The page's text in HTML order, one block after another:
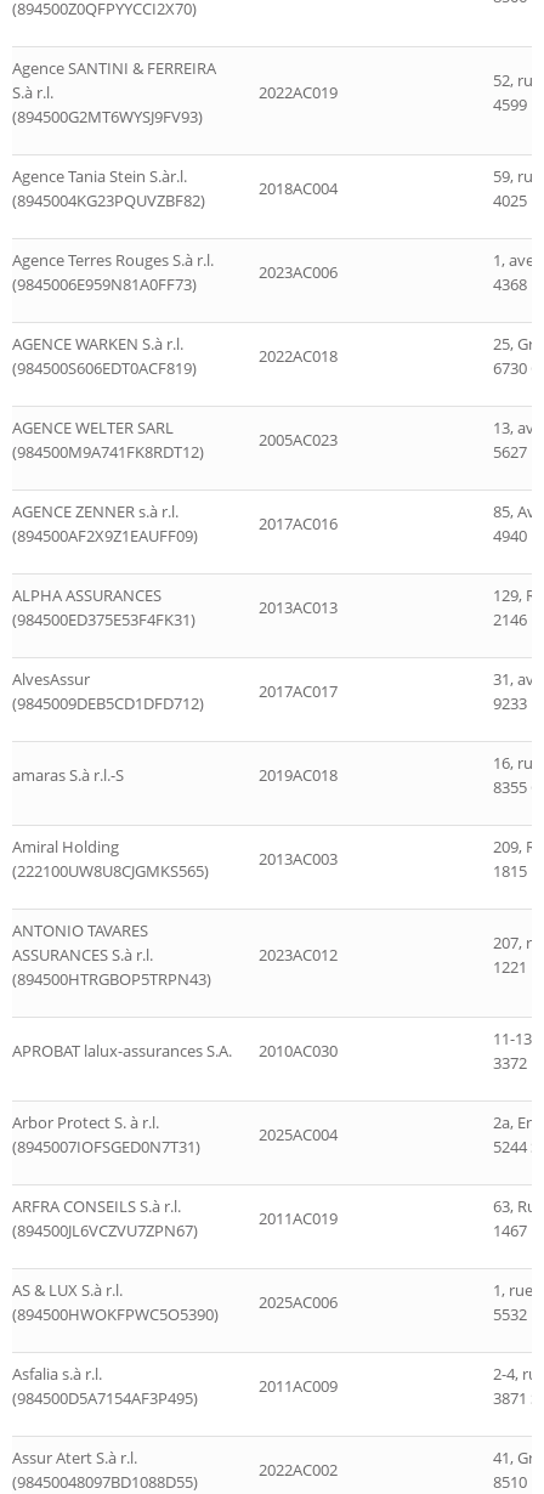
(894500Z0QFPYYCCI2X70)
Agence SANTINI & FERREIRA
S.à r.l.
(894500G2MT6WYSJ9FV93)
2022AC019
52,
4599
Agence Tania Stein S.àr.l.
(8945004KG23PQUVZBF82)
2018AC004
59,
4025
Agence Terres Rouges S.à r.l.
(9845006E959N81A0FF73)
2023AC006
1,
4368
AGENCE WARKEN S.à r.l.
(984500S606EDT0ACF819)
2022AC018
25,
6730
AGENCE WELTER SARL
(984500M9A741FK8RDT12)
2005AC023
13,
5627
AGENCE ZENNER s.à r.l.
(894500AF2X9Z1EAUFF09)
2017AC016
85,
4940
ALPHA ASSURANCES
(984500ED375E53F4FK31)
2013AC013
129,
2146
AlvesAssur
(9845009DEB5CD1DFD712)
2017AC017
31,
9233
amaras S.à r.l.-S 2019AC018
16,
8355
Amiral Holding
(222100UW8U8CJGMKS565)
2013AC003
209,
1815
ANTONIO TAVARES
ASSURANCES S.à r.l.
(894500HTRGBOP5TRPN43)
2023AC012
207,
1221
APROBAT lalux-assurances S.A. 2010AC030
11-13,
3372
Arbor Protect S. à r.l.
(8945007IOFSGED0N7T31)
2025AC004
2a,
5244
ARFRA CONSEILS S.à r.l.
(894500JL6VCZVU7ZPN67)
2011AC019
63,
1467
AS & LUX S.à r.l.
(894500HWOKFPWC5O5390)
2025AC006
1, rue
5532
Asfalia s.à r.l.
(984500D5A7154AF3P495)
2011AC009
2-4,
3871
Assur Atert S.à r.l.
(98450048097BD1088D55)
2022AC002
41,
8510